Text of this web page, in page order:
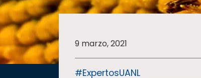
TEMAS
Oferta
educativa
9 marzo, 2021
#ExpertosUANL